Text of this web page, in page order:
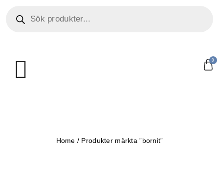
0
Home / Produkter märkta ”bornit”